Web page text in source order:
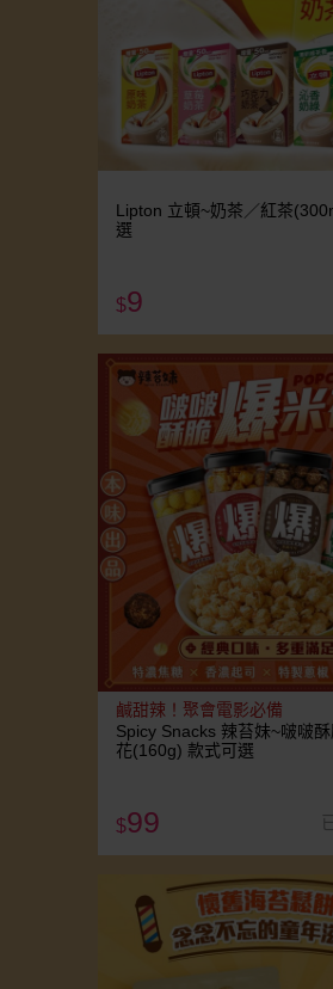
Lipton 立頓~奶茶／紅茶
選
$9
鹹甜辣！聚會電影必備
Spicy Snacks 辣苔妹~啵啵
花(160g) 款式可選
$99